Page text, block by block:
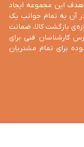
هدف این مجموعه ایجاد
آن به تمام جوانب یک
توجه شده باشد. در همین راستا ضمانت 7 روزه‌ی بازگشت کالا، ضمانت
کارشناسان فنی برای
برای تمام مشتریان